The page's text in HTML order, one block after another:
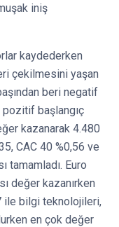
iniş
kaydederken
çekilmesini yaşan
beri negatif
başlangıç
kazanarak 4.480
CAC 40 %0,56 ve
tamamladı. Euro
değer kazanırken
ile bilgi teknolojileri,
en çok değer